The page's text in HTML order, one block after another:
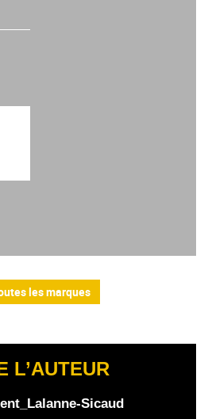
les marques
L’AUTEUR
Sicaud